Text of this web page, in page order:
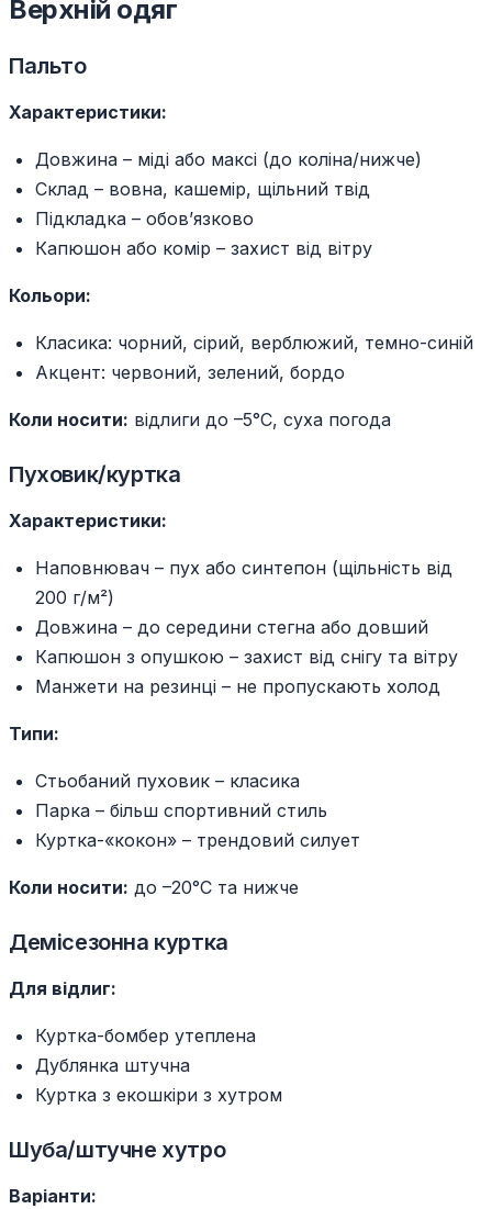
Верхній одяг
Пальто
Характеристики:
Довжина – міді або максі (до коліна/нижче)
Склад – вовна, кашемір, щільний твід
Підкладка – обов’язково
Капюшон або комір – захист від вітру
Кольори:
Класика: чорний, сірий, верблюжий, темно-синій
Акцент: червоний, зелений, бордо
Коли носити: відлиги до –5°C, суха погода
Пуховик/куртка
Характеристики:
Наповнювач – пух або синтепон (щільність від
200 г/м²)
Довжина – до середини стегна або довший
Капюшон з опушкою – захист від снігу та вітру
Манжети на резинці – не пропускають холод
Типи:
Стьобаний пуховик – класика
Парка – більш спортивний стиль
Куртка-«кокон» – трендовий силует
Коли носити: до –20°C та нижче
Демісезонна куртка
Для відлиг:
Куртка-бомбер утеплена
Дублянка штучна
Куртка з екошкіри з хутром
Шуба/штучне хутро
Варіанти: